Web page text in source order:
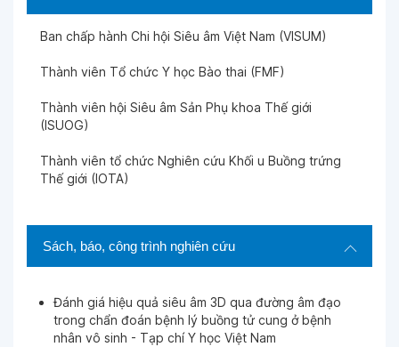
Ban chấp hành Chi hội Siêu âm Việt Nam (VISUM)
Thành viên Tổ chức Y học Bào thai (FMF)
Thành viên hội Siêu âm Sản Phụ khoa Thế giới
(ISUOG)
Thành viên tổ chức Nghiên cứu Khối u Buồng trứng
Thế giới (IOTA)
Sách, báo, công trình nghiên cứu
Đánh giá hiệu quả siêu âm 3D qua đường âm đạo
trong chẩn đoán bệnh lý buồng tử cung ở bệnh
nhân vô sinh - Tạp chí Y học Việt Nam